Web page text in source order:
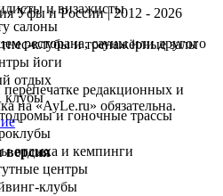
и визажисты
салоны
клубы и тренажёрные залы
йоги
отдых
клубы
и гоночные трассы
отдыха и кемпинги
центры
клубы
Уфы и России | 2012 - 2026
ресторана, сауны или другого
редакционных и
на «AyLe.ru» обязательна.
версия